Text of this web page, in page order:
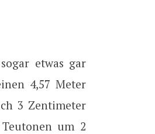
etwas gar
4,57 Meter
3 Zentimeter
um 2